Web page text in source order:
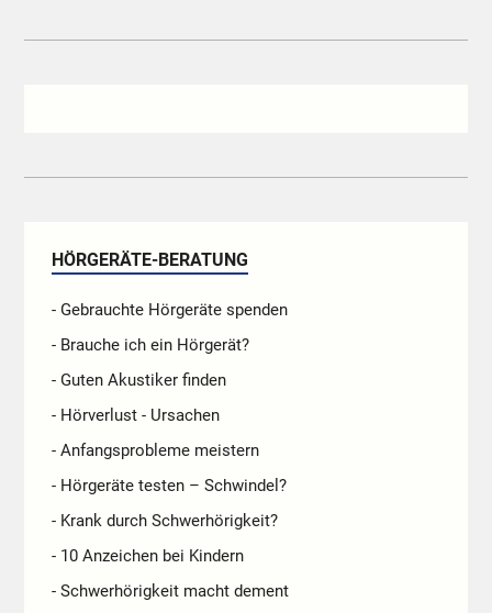
HÖRGERÄTE-BERATUNG
- Gebrauchte Hörgeräte spenden
- Brauche ich ein Hörgerät?
- Guten Akustiker finden
- Hörverlust - Ursachen
- Anfangsprobleme meistern
- Hörgeräte testen – Schwindel?
- Krank durch Schwerhörigkeit?
- 10 Anzeichen bei Kindern
- Schwerhörigkeit macht dement